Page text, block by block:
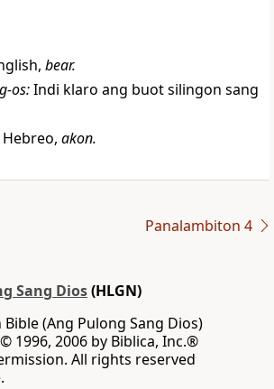
bear.
os:Indi klaro ang buot silingon sang
Hebreo, akon.
Panalambiton 4
Sang Dios(HLGN)
(Ang Pulong Sang Dios)
1996, 2006 by Biblica, Inc.®
All rights reserved